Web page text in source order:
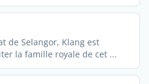
de Selangor, Klang est
la famille royale de cet ...